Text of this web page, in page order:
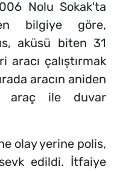
Nolu Sokak'ta
bilgiye göre,
aküsü biten 31
çalıştırmak
aracın aniden
araç ile duvar
olay yerine polis,
edildi. İtfaiye